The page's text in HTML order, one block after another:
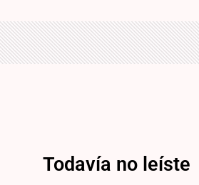
Todavía no leíste